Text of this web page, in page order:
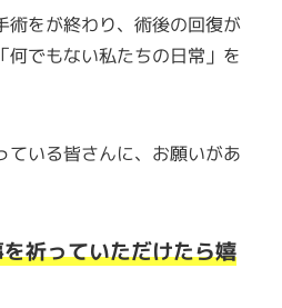
術をが終わり、術後の回復が
何でもない私たちの日常」を
ている皆さんに、お願いがあ
祈っていただけたら嬉